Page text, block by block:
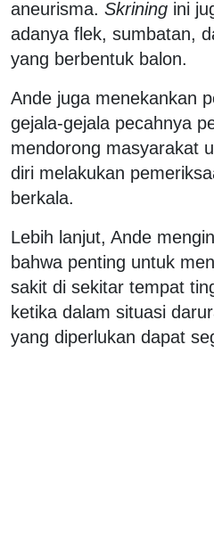
aneurisma. Skrining ini
adanya flek, sumbatan,
yang berbentuk balon.
Ande juga menekankan
gejala-gejala pecahnya
mendorong masyarakat
diri melakukan
berkala.
Lebih lanjut, Ande
bahwa penting untuk
sakit di sekitar tempat
ketika dalam situasi
yang diperlukan dapat